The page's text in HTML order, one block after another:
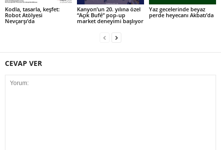
Kodla, tasarla, keşfet:
Robot Atölyesi
Nevçarşı’da
Kanyon’un 20. yılına özel
“Açık Bufé” pop-up
market deneyimi başlıyor
Yaz gecelerinde beyaz
perde heyecanı Akbatı’da
CEVAP VER